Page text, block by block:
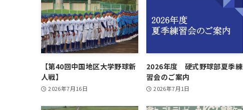
【第40回中国地区大学野球新
人戦】
2026年7月16日
2026年度 硬式野球部夏季練
習会のご案内
2026年7月1日